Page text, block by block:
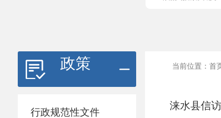
政策
行政规范性文件
当前位置： 首
涞水县信